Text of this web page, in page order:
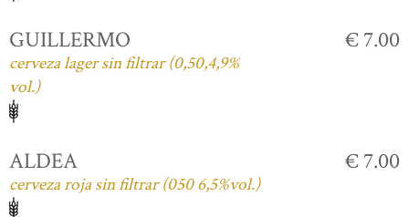
GUILLERMO
cerveza lager sin filtrar (0,50,4,9%
vol.)
€ 7.00
ALDEA
cerveza roja sin filtrar (050 6,5%vol.)
€ 7.00